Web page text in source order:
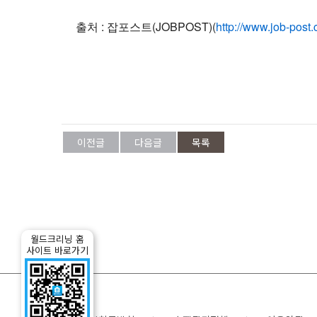
월드크리닝 홈
사이트 바로가기
출처 : 잡포스트(JOBPOST)(http://www.job-
이전글 다음글 목록